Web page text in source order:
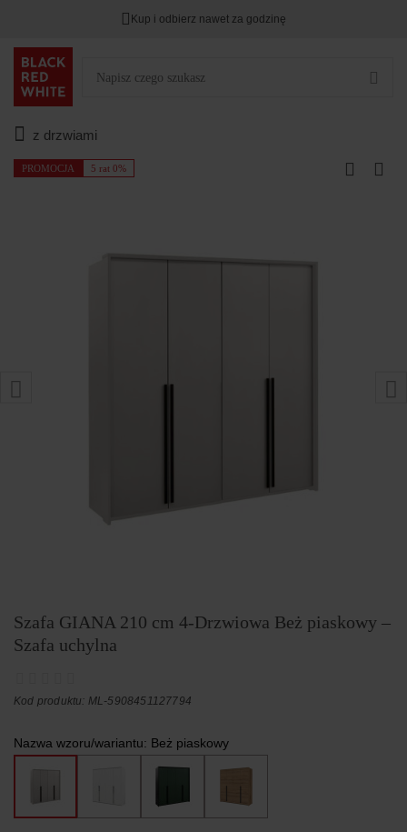
Kup i odbierz nawet za godzinę
z drzwiami
PROMOCJA 5 rat 0%
Szafa GIANA 210 cm 4-Drzwiowa Beż piaskowy –
Szafa uchylna
Kod produktu: ML-5908451127794
Nazwa wzoru/wariantu: Beż piaskowy